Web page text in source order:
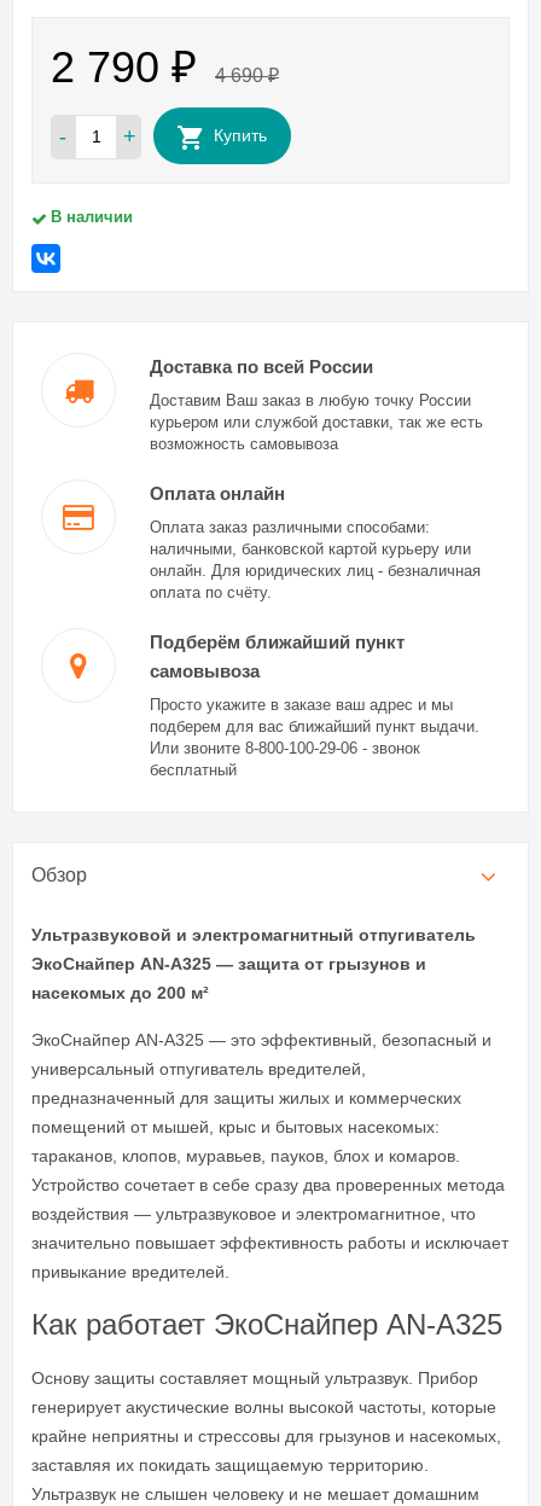
2 790 ₽ 4 690₽
- + Купить
В наличии
Доставка по всей России
Доставим Ваш заказ в любую точку России
курьером или службой доставки, так же есть
возможность самовывоза
Оплата онлайн
Оплата заказ различными способами:
наличными, банковской картой курьеру или
онлайн. Для юридических лиц - безналичная
оплата по счёту.
Подберём ближайший пункт
самовывоза
Просто укажите в заказе ваш адрес и мы
подберем для вас ближайший пункт выдачи.
Или звоните 8-800-100-29-06 - звонок
бесплатный
Обзор
Ультразвуковой и электромагнитный отпугиватель
ЭкоСнайпер AN-A325 — защита от грызунов и
насекомых до 200 м²
ЭкоСнайпер AN-A325 — это эффективный, безопасный и
универсальный отпугиватель вредителей,
предназначенный для защиты жилых и коммерческих
помещений от мышей, крыс и бытовых насекомых:
тараканов, клопов, муравьев, пауков, блох и комаров.
Устройство сочетает в себе сразу два проверенных метода
воздействия — ультразвуковое и электромагнитное, что
значительно повышает эффективность работы и исключает
привыкание вредителей.
Как работает ЭкоСнайпер AN-A325
Основу защиты составляет мощный ультразвук. Прибор
генерирует акустические волны высокой частоты, которые
крайне неприятны и стрессовы для грызунов и насекомых,
заставляя их покидать защищаемую территорию.
Ультразвук не слышен человеку и не мешает домашним